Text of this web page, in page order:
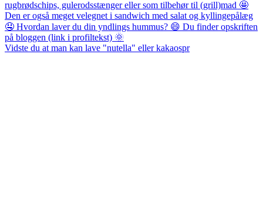
Vidste du at man kan lave "nutella" eller kakaospr